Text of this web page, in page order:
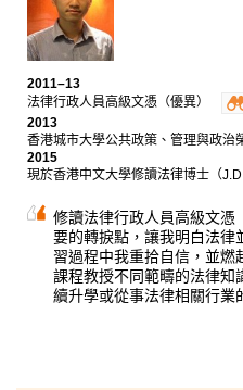
2011–13
法律行政人員高級文憑（優異）
2013
香港城市大學公共政策、管理與政治
2015
現於香港中文大學修讀法律博士（
修讀法律行政人員高級文憑
要的轉捩點，讓我明白法律
習過程中我重拾自信，並燃
課程教授不同範疇的法律知
續升學或從事法律相關行業